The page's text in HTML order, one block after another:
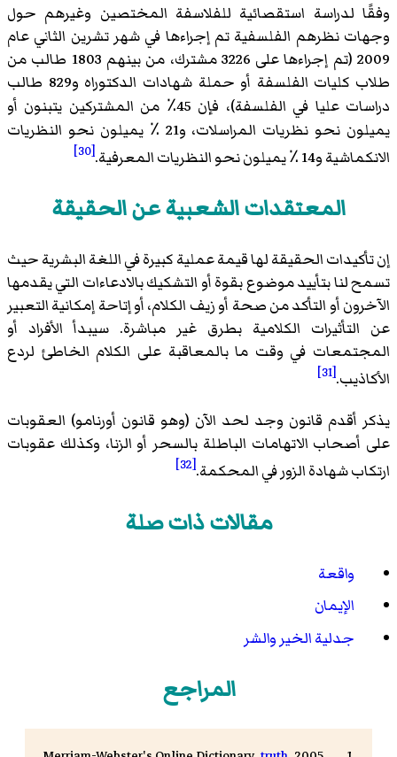
وفقًا لدراسة استقصائية للفلاسفة المختصين وغيرهم حول
وجهات نظرهم الفلسفية تم إجراءها في شهر تشرين الثاني عام
2009 (تم إجراءها على 3226 مشترك، من بينهم 1803 طالب من
طلاب كليات الفلسفة أو حملة شهادات الدكتوراه و829 طالب
دراسات عليا في الفلسفة)، فإن 45٪ من المشتركين يتبنون أو
يميلون نحو نظريات المراسلات، و21 ٪ يميلون نحو النظريات
الانكماشية و14 ٪ يميلون نحو النظريات المعرفية.
[30]
المعتقدات الشعبية عن الحقيقة
إن تأكيدات الحقيقة لها قيمة عملية كبيرة في اللغة البشرية حيث
تسمح لنا بتأييد موضوع بقوة أو التشكيك بالادعاءات التي يقدمها
الآخرون أو التأكد من صحة أو زيف الكلام، أو إتاحة إمكانية التعبير
عن التأثيرات الكلامية بطرق غير مباشرة. سيبدأ الأفراد أو
المجتمعات في وقت ما بالمعاقبة على الكلام الخاطئ لردع
الأكاذيب.[31]
يذكر أقدم قانون وجد لحد الآن (وهو قانون أورنامو) العقوبات
على أصحاب الاتهامات الباطلة بالسحر أو الزنا، وكذلك عقوبات
ارتكاب شهادة الزور في المحكمة.[32]
مقالات ذات صلة
واقعة
الإيمان
جدلية الخير والشر
المراجع